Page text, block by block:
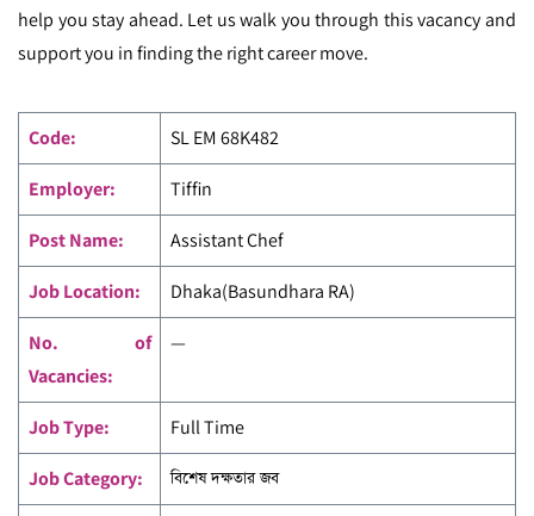
help you stay ahead. Let us walk you through this vacancy and
support you in finding the right career move.
Code: SL EM 68K482
Employer: Tiffin
Post Name: Assistant Chef
Job Location: Dhaka(Basundhara RA)
No. of
Vacancies:
—
Job Type: Full Time
Job Category: বিশেষ দক্ষতার জব